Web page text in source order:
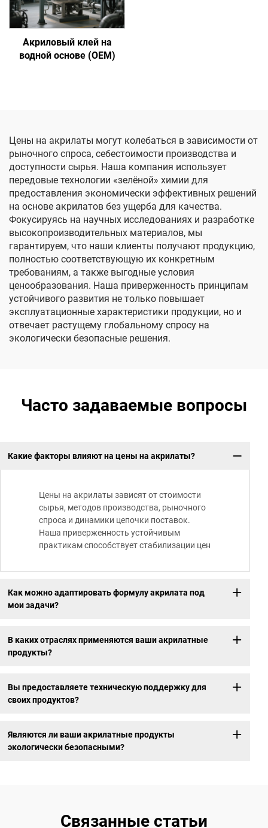
Акриловый клей на
водной основе (OEM)
Цены на акрилаты могут колебаться в зависимости от
рыночного спроса, себестоимости производства и
доступности сырья. Наша компания использует
передовые технологии «зелёной» химии для
предоставления экономически эффективных решений
на основе акрилатов без ущерба для качества.
Фокусируясь на научных исследованиях и разработке
высокопроизводительных материалов, мы
гарантируем, что наши клиенты получают продукцию,
полностью соответствующую их конкретным
требованиям, а также выгодные условия
ценообразования. Наша приверженность принципам
устойчивого развития не только повышает
эксплуатационные характеристики продукции, но и
отвечает растущему глобальному спросу на
экологически безопасные решения.
Часто задаваемые вопросы
Какие факторы влияют на цены на акрилаты?
Цены на акрилаты зависят от стоимости
сырья, методов производства, рыночного
спроса и динамики цепочки поставок.
Наша приверженность устойчивым
практикам способствует стабилизации цен
Как можно адаптировать формулу акрилата под
мои задачи?
В каких отраслях применяются ваши акрилатные
продукты?
Вы предоставляете техническую поддержку для
своих продуктов?
Являются ли ваши акрилатные продукты
экологически безопасными?
Связанные статьи